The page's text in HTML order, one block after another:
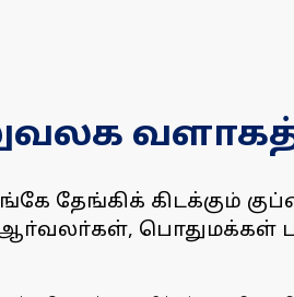
தேங்கிக் கிடக்கும்
ஆா்வலா்கள், பொதுமக்கள்